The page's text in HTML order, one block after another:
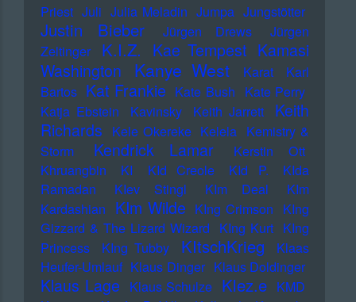
Priest Juli Julia Meladin Jumpa Jungstötter
Justin Bieber Jürgen Drews
Jürgen
Zeltinger
K.I.Z. Kae Tempest Kamasi
Washington
Kanye West Karat
Karl
Bartos Kat Frankie Kate Bush Kate Perry
Katja Ebstein
Kavinsky Keith Jarrett
Keith
Richards Kele Okereke Kelela Kemistry &
Storm
Kendrick Lamar
Kerstin Ott
Khruangbin
KI KId Creole KId P.
KIda
Ramadan
KIev Stingl KIm Deal
KIm
Kardashian KIm Wilde KIng Crimson KIng
Gizzard & The Lizard Wizard KIng Kurt KIng
Princess
KIng Tubby KItschKrieg
Klaas
Heufer-Umlauf Klaus Dinger Klaus Doldinger
Klaus Lage Klaus Schulze Klez.e KMD